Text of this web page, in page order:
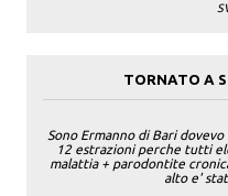
TORNATO A
Sono Ermanno di Bari
12 estrazioni perche tutti
malattia + parodontite
alto e'